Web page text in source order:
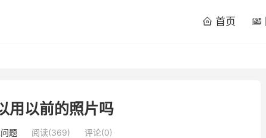
 首页 
用以前的照片吗
题 阅读(369) 评论(0)